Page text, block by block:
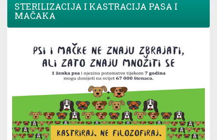
STERILIZACIJA I KASTRACIJA PASA I
MAČAKA